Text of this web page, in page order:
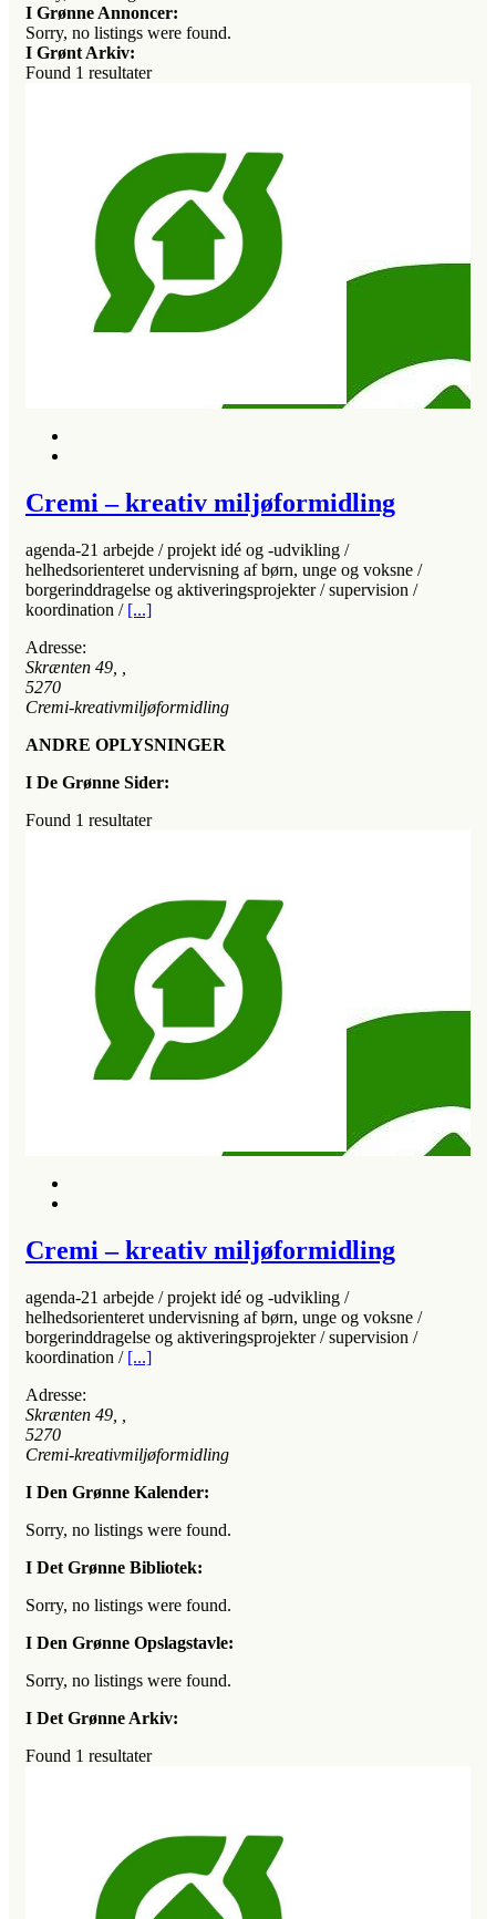
I Grønne Annoncer:
Sorry, no listings were found.
I Grønt Arkiv:
Found 1 resultater
Cremi – kreativ miljøformidling
agenda-21 arbejde / projekt idé og -udvikling /
helhedsorienteret undervisning af børn, unge og voksne /
borgerinddragelse og aktiveringsprojekter / supervision /
koordination / [...]
Adresse:
Skrænten 49
5270
Cremi-kreativmiljøformidling
ANDRE OPLYSNINGER
I De Grønne Sider:
Found 1 resultater
Cremi – kreativ miljøformidling
agenda-21 arbejde / projekt idé og -udvikling /
helhedsorienteret undervisning af børn, unge og voksne /
borgerinddragelse og aktiveringsprojekter / supervision /
koordination / [...]
Adresse:
Skrænten 49
5270
Cremi-kreativmiljøformidling
I Den Grønne Kalender:
Sorry, no listings were found.
I Det Grønne Bibliotek:
Sorry, no listings were found.
I Den Grønne Opslagstavle:
Sorry, no listings were found.
I Det Grønne Arkiv:
Found 1 resultater